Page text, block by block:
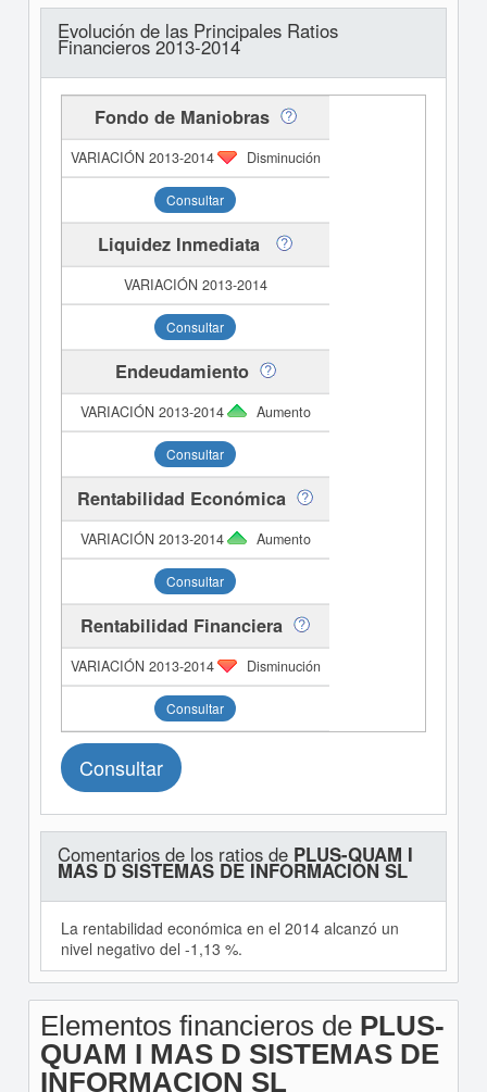
Evolución de las Principales Ratios
Financieros 2013-2014
Fondo de Maniobras
Disminución
Consultar
Liquidez Inmediata
Consultar
Endeudamiento
Aumento
Consultar
Rentabilidad Económica
Aumento
Consultar
Rentabilidad Financiera
Disminución
Consultar
Consultar
Comentarios de los ratios de PLUS-QUAM I
MAS D SISTEMAS DE INFORMACION SL
La rentabilidad económica en el 2014 alcanzó un
nivel negativo del -1,13 %.
Elementos financieros de PLUS-
QUAM I MAS D SISTEMAS DE
INFORMACION SL